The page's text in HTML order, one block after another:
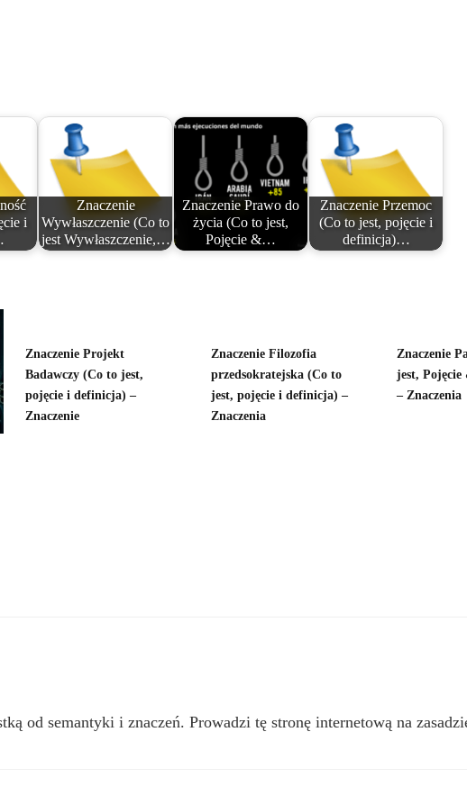
i
Znaczenie
Wywłaszczenie (Co to
jest Wywłaszczenie,…
Znaczenie Prawo do
życia (Co to jest,
Pojęcie &…
Znaczenie Przemoc
(Co to jest, pojęcie i
definicja)…
Znaczenie Projekt
Badawczy (Co to jest,
pojęcie i definicja) –
Znaczenie
Znaczenie Filozofia
przedsokratejska (Co to
jest, pojęcie i definicja) –
Znaczenia
Znaczenie
jest,
– Znaczenia
od semantyki i znaczeń. Prowadzi tę stronę internetową na